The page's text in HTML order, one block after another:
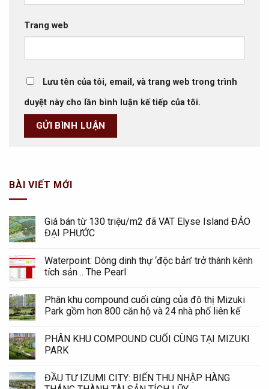
Trang web
Lưu tên của tôi, email, và trang web trong trình
duyệt này cho lần bình luận kế tiếp của tôi.
BÀI VIẾT MỚI
Giá bán từ 130 triệu/m2 đã VAT Elyse Island ĐẢO
ĐẠI PHƯỚC
Waterpoint: Dòng dinh thự ‘độc bản’ trở thành kênh
tích sản .. The Pearl
Phân khu compound cuối cùng của đô thị Mizuki
Park gồm hơn 800 căn hộ và 24 nhà phố liên kế
PHÂN KHU COMPOUND CUỐI CÙNG TẠI MIZUKI
PARK
ĐẦU TƯ IZUMI CITY: BIẾN THU NHẬP HÀNG